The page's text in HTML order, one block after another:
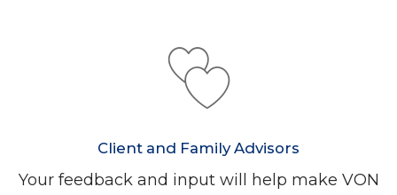
Client and Family Advisors
Your feedback and input will help make VON